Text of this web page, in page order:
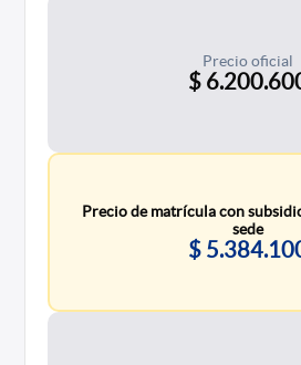
Precio oficial
$
Precio de matrícula con
sede
$